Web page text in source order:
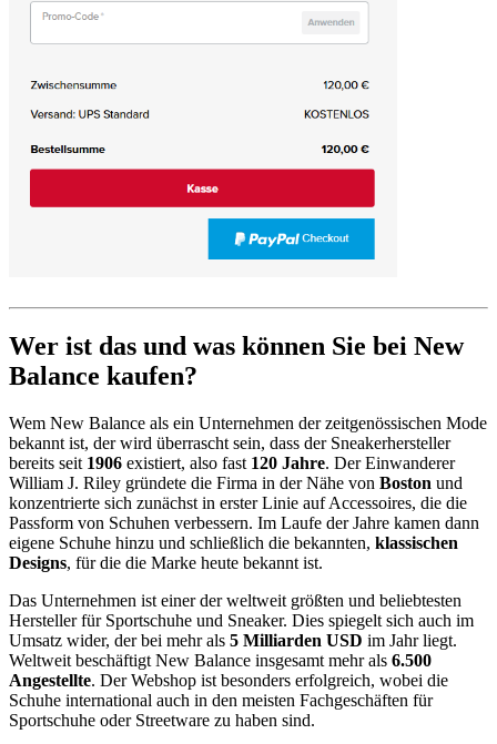
Wer ist das und was können Sie bei New
Balance kaufen?
Wem New Balance als ein Unternehmen der zeitgenössischen Mode
bekannt ist, der wird überrascht sein, dass der Sneakerhersteller
bereits seit 1906 existiert, also fast 120 Jahre. Der Einwanderer
William J. Riley gründete die Firma in der Nähe von Boston und
konzentrierte sich zunächst in erster Linie auf Accessoires, die die
Passform von Schuhen verbessern. Im Laufe der Jahre kamen dann
eigene Schuhe hinzu und schließlich die bekannten, klassischen
Designs, für die die Marke heute bekannt ist.
Das Unternehmen ist einer der weltweit größten und beliebtesten
Hersteller für Sportschuhe und Sneaker. Dies spiegelt sich auch im
Umsatz wider, der bei mehr als 5 Milliarden USD im Jahr liegt.
Weltweit beschäftigt New Balance insgesamt mehr als 6.500
Angestellte. Der Webshop ist besonders erfolgreich, wobei die
Schuhe international auch in den meisten Fachgeschäften für
Sportschuhe oder Streetware zu haben sind.